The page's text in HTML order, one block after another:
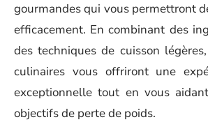
gourmandes qui vous permettront
efficacement. En combinant des
des techniques de cuisson
culinaires vous offriront une
exceptionnelle tout en vous
objectifs de perte de poids.